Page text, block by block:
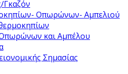
Γκαζόν
Οπωρώνων- Αμπελιού
και Αμπέλου
Σημασίας